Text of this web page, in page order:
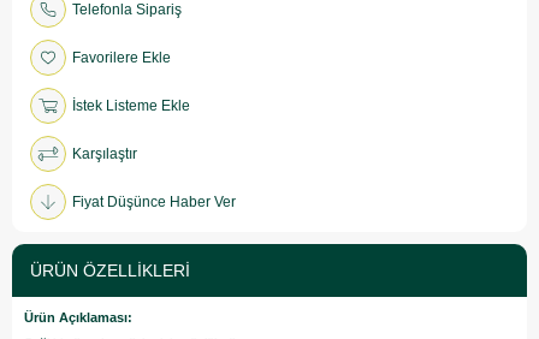
Telefonla Sipariş
Favorilere Ekle
İstek Listeme Ekle
Karşılaştır
Fiyat Düşünce Haber Ver
ÜRÜN ÖZELLIKLERI
Ürün Açıklaması: